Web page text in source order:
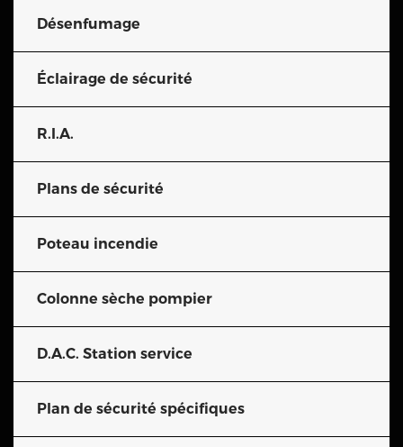
Désenfumage
Éclairage de sécurité
R.I.A.
Plans de sécurité
Poteau incendie
Colonne sèche pompier
D.A.C. Station service
Plan de sécurité spécifiques